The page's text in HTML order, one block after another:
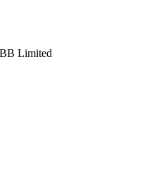
Limited